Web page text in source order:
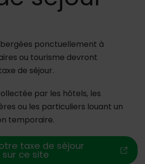
ponctuellement à
ou tourisme devront
de séjour.
par les hôtels, les
ou les particuliers louant un
temporaire.
taxe de séjour
ce site